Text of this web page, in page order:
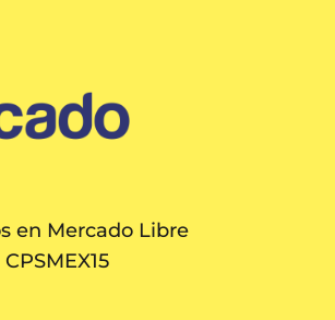
en Mercado Libre
CPSMEX15